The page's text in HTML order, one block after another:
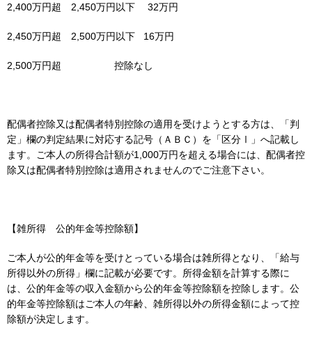
2,400万円超 2,450万円以下 32万円
2,450万円超 2,500万円以下 16万円
2,500万円超 控除なし
配偶者控除又は配偶者特別控除の適用を受けようとする方は、「判
定」欄の判定結果に対応する記号（ＡＢＣ）を「区分Ⅰ」へ記載し
ます。ご本人の所得合計額が1,000万円を超える場合には、配偶者控
除又は配偶者特別控除は適用されませんのでご注意下さい。
【雑所得 公的年金等控除額】
ご本人が公的年金等を受けとっている場合は雑所得となり、「給与
所得以外の所得」欄に記載が必要です。所得金額を計算する際に
は、公的年金等の収入金額から公的年金等控除額を控除します。公
的年金等控除額はご本人の年齢、雑所得以外の所得金額によって控
除額が決定します。